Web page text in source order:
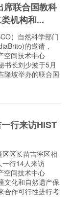
席联合国教科
机构和...
）自然科学部门
的邀请，
空间技术中心
书长刘少波于5月
隆坡举办的联合国
行来访HIST
区长苗吉率区相
一行14人来访
空间技术中心
文化和自然遗产保
合作可行性进行考